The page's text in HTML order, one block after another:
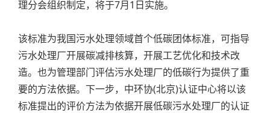
理分会组织制定，将于7月1日实施。
该标准为我国污水处理领域首个低碳团体标准，可指导
污水处理厂开展碳减排核算，开展工艺优化和技术改
造。也为管理部门评估污水处理厂的低碳行为提供了重
要的方法依据。下一步，中环协(北京)认证中心将以该
标准提出的评价方法为依据开展低碳污水处理厂的认证